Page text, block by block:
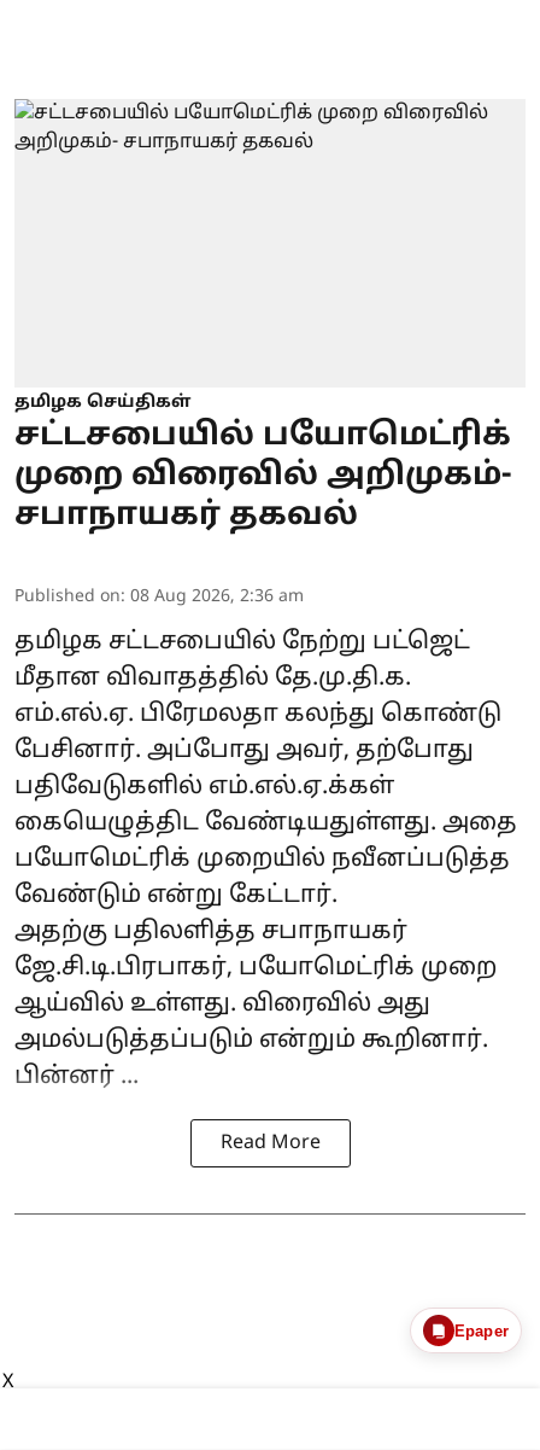
தமிழக செய்திகள்
சட்டசபையில் பயோமெட்ரிக்
முறை விரைவில் அறிமுகம்-
சபாநாயகர் தகவல்
Published on: 08 Aug 2026, 2:36 am
தமிழக சட்டசபையில் நேற்று பட்ஜெட்
மீதான விவாதத்தில் தே.மு.தி.க.
எம்.எல்.ஏ. பிரேமலதா கலந்து கொண்டு
பேசினார். அப்போது அவர், தற்போது
பதிவேடுகளில் எம்.எல்.ஏ.க்கள்
கையெழுத்திட வேண்டியதுள்ளது. அதை
பயோமெட்ரிக் முறையில் நவீனப்படுத்த
வேண்டும் என்று கேட்டார்.
அதற்கு பதிலளித்த சபாநாயகர்
ஜே.சி.டி.பிரபாகர், பயோமெட்ரிக் முறை
ஆய்வில் உள்ளது. விரைவில் அது
அமல்படுத்தப்படும் என்றும் கூறினார்.
பின்னர் ...
Read More
Epaper
X